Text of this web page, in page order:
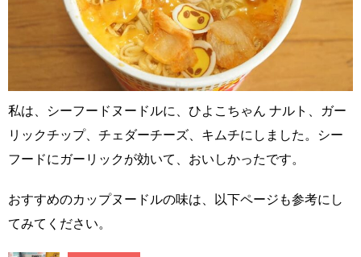
私は、シーフードヌードルに、ひよこちゃん ナルト、ガー
リックチップ、チェダーチーズ、キムチにしました。シー
フードにガーリックが効いて、おいしかったです。
おすすめのカップヌードルの味は、以下ページも参考にし
てみてください。